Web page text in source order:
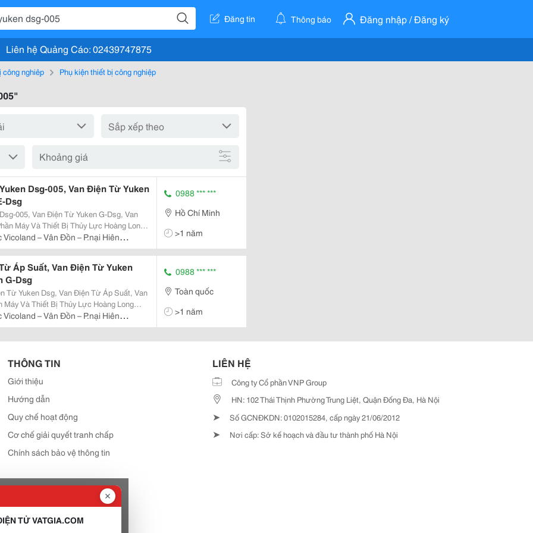
Đăng tin Thông báo Đăng nhập / Đăng ký
Liên hệ Quảng Cáo: 02439747875
nghiệp Phụ kiện thiết bị công nghiệp
Khoảng giá
Dsg-005, Van Điện Từ Yuken
Dsg
005, Van Điện Từ Yuken G-Dsg, Van
Nén Và Máy Móc Tự Động Hóa. Tư
Hệ...
Vicoland – Vân Đồn – P.nại Hiên
0988 *** ***
Hồ Chí Minh
>1 năm
Áp Suất, Van Điện Từ Yuken
G-Dsg
Từ Yuken Dsg, Van Điện Từ Áp Suất, Van
Nén Và Máy Móc Tự Động Hóa. Tư
Hệ...
Vicoland – Vân Đồn – P.nại Hiên
0988 *** ***
Toàn quốc
>1 năm
THÔNG TIN
Giới thiệu
Hướng dẫn
Quy chế hoạt động
Cơ chế giải quyết tranh chấp
Chính sách bảo vệ thông tin
LIÊN HỆ
Công ty Cổ phần VNP Group
HN: 102 Thái Thịnh Phường Trung Liệt, Quận Đống Đa, Hà Nội
➤ Số GCNĐKDN: 0102015284, cấp ngày 21/06/2012
➤ Nơi cấp: Sở kế hoạch và đầu tư thành phố Hà Nội
TỬ VATGIA.COM